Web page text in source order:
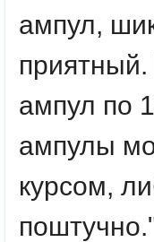
ампул,
приятный.
ампул по
ампулы
курсом,